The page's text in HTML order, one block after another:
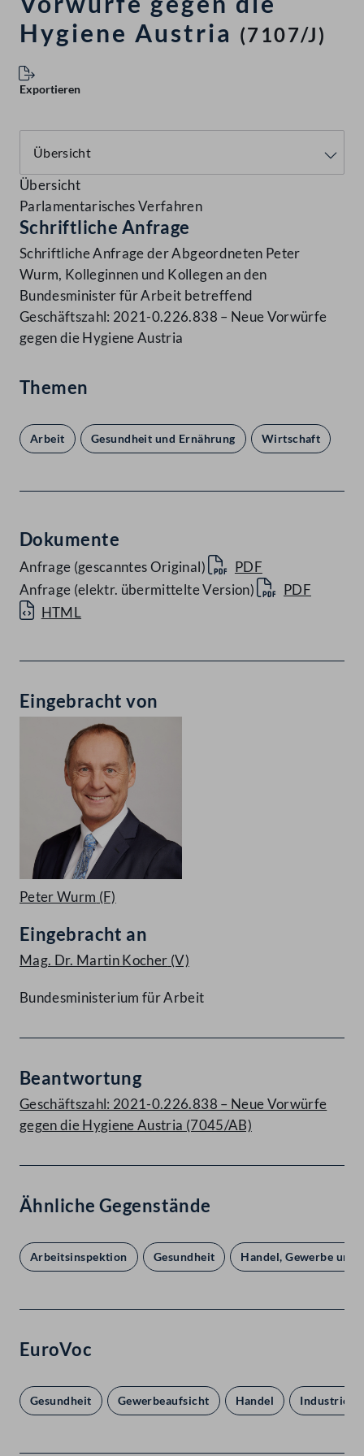
Hygiene Austria (7107/J)
Exportieren
Übersicht
Parlamentarisches Verfahren
Schriftliche Anfrage
Schriftliche Anfrage der Abgeordneten Peter
Wurm, Kolleginnen und Kollegen an den
Bundesminister für Arbeit betreffend
Geschäftszahl: 2021-0.226.838 – Neue Vorwürfe
gegen die Hygiene Austria
Themen
Arbeit Gesundheit und Ernährung Wirtschaft
Dokumente
Anfrage (gescanntes Original)
PDF
Anfrage (elektr. übermittelte Version)
PDF
HTML
Eingebracht von
Peter Wurm (F)
Eingebracht an
Mag. Dr. Martin Kocher (V)
Bundesministerium für Arbeit
Beantwortung
Geschäftszahl: 2021-0.226.838 – Neue Vorwürfe
gegen die Hygiene Austria (7045/AB)
Ähnliche Gegenstände
Arbeitsinspektion Gesundheit Handel, Gewerbe und
EuroVoc
Gesundheit Gewerbeaufsicht Handel Industrie